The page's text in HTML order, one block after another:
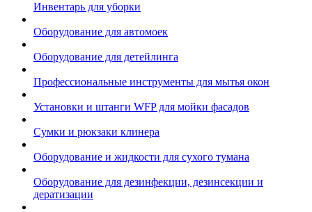
Инвентарь для уборки
Оборудование для автомоек
Оборудование для детейлинга
Профессиональные инструменты для мытья окон
Установки и штанги WFP для мойки фасадов
Сумки и рюкзаки клинера
Оборудование и жидкости для сухого тумана
Оборудование для дезинфекции, дезинсекции и
дератизации